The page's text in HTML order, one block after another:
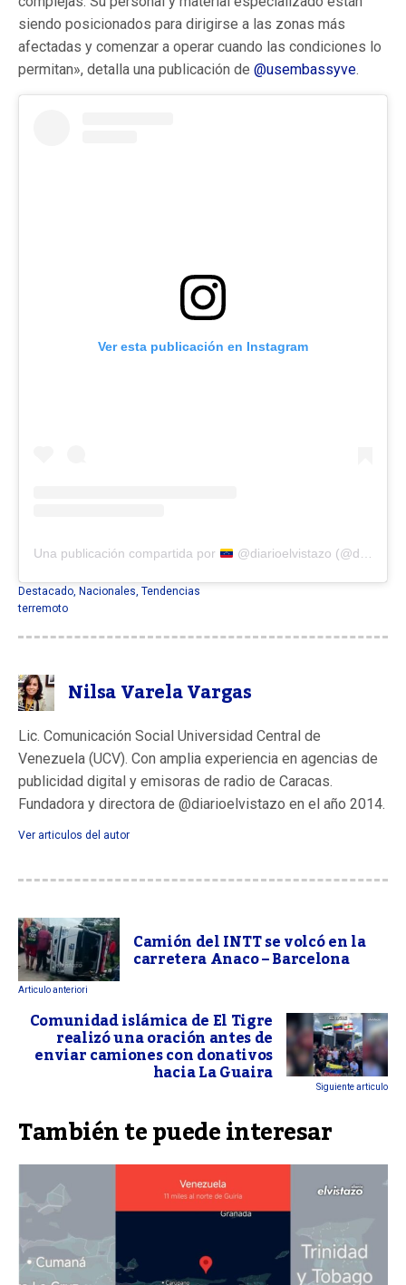
siendo posicionados para dirigirse a las zonas más
afectadas y comenzar a operar cuando las condiciones lo
permitan», detalla una publicación de @usembassyve.
Ver esta publicación en Instagram
Una publicación compartida por @diarioelvistazo (@diarioelvistazo)
Destacado, Nacionales, Tendencias
terremoto
Nilsa Varela Vargas
Lic. Comunicación Social Universidad Central de
Venezuela (UCV). Con amplia experiencia en agencias de
publicidad digital y emisoras de radio de Caracas.
Fundadora y directora de @diarioelvistazo en el año 2014.
Ver articulos del autor
Camión del INTT se volcó en la
carretera Anaco – Barcelona
Articulo anteriori
Comunidad islámica de El Tigre
realizó una oración antes de
enviar camiones con donativos
hacia La Guaira Siguiente articulo
También te puede interesar